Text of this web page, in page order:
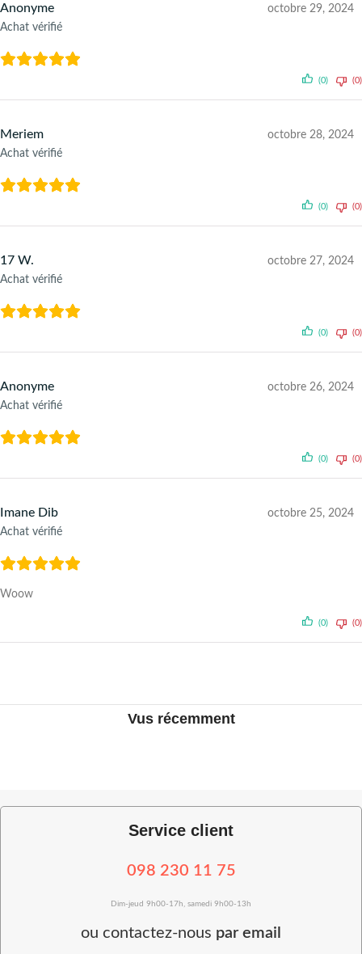
Anonyme
Achat vérifié
octobre 29, 2024
(0) (0)
Meriem
Achat vérifié
octobre 28, 2024
(0) (0)
17 W.
Achat vérifié
octobre 27, 2024
(0) (0)
Anonyme
Achat vérifié
octobre 26, 2024
(0) (0)
Imane Dib
Achat vérifié
octobre 25, 2024
Woow
(0) (0)
Vus récemment
Service client
098 230 11 75
Dim-jeud 9h00-17h, samedi 9h00-13h
ou contactez-nous par email